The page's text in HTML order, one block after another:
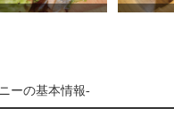
ーの基本情報-